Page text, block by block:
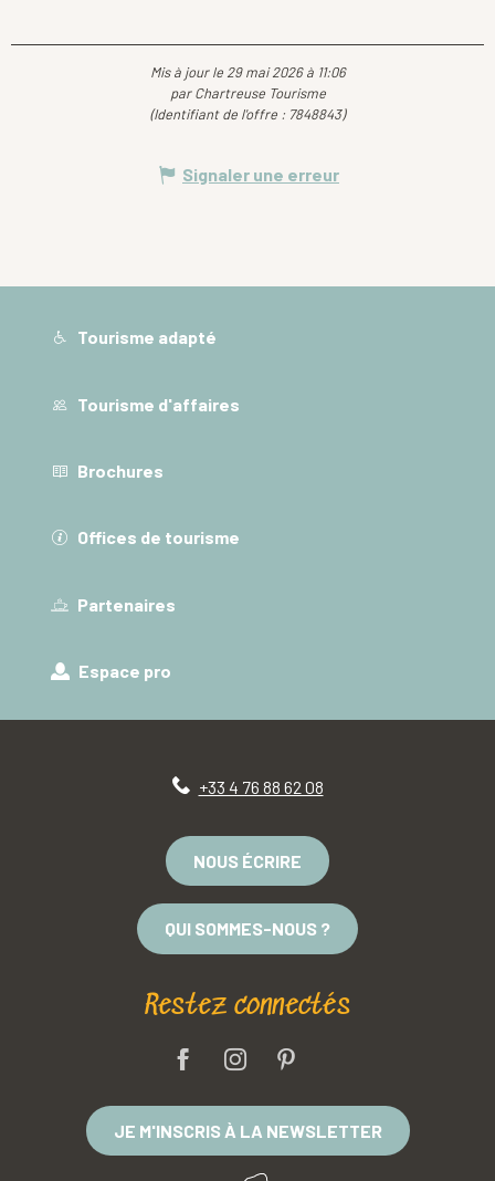
Mis à jour le 29 mai 2026 à 11:06
par Chartreuse Tourisme
(Identifiant de l'offre : 7848843)
Signaler une erreur
Tourisme adapté
Tourisme d'affaires
Brochures
Offices de tourisme
Partenaires
Espace pro
+33 4 76 88 62 08
NOUS ÉCRIRE
QUI SOMMES-NOUS ?
Restez connectés
JE M'INSCRIS À LA NEWSLETTER